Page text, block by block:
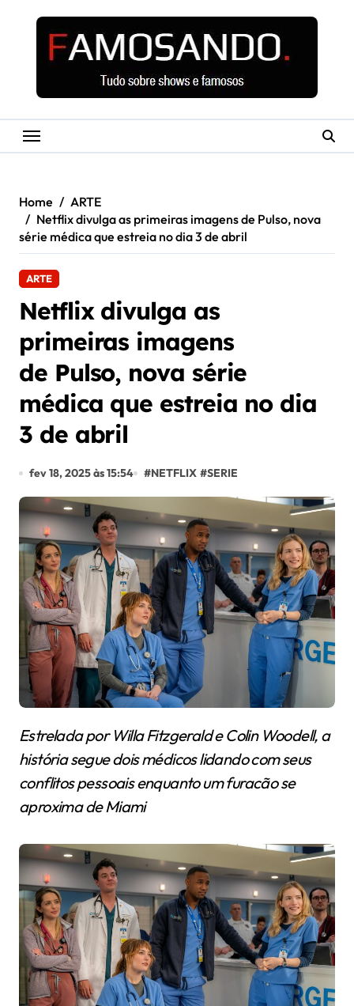
Home
ARTE
Netflix divulga as primeiras imagens de Pulso, nova
série médica que estreia no dia 3 de abril
ARTE
Netflix divulga as
primeiras imagens
de Pulso, nova série
médica que estreia no dia
3 de abril
fev 18, 2025 às 15:54 #NETFLIX #SERIE
Estrelada por Willa Fitzgerald e Colin Woodell, a
história segue dois médicos lidando com seus
conflitos pessoais enquanto um furacão se
aproxima de Miami